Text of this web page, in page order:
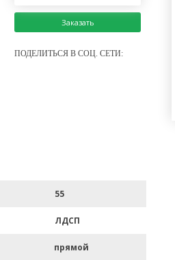
Заказать
ПОДЕЛИТЬСЯ В СОЦ. СЕТИ:
55
ЛДСП
прямой